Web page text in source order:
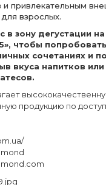
и привлекательным
взрослых.
в зону дегустации
чтобы
сочетаниях и
вкуса напитков
продукцию по